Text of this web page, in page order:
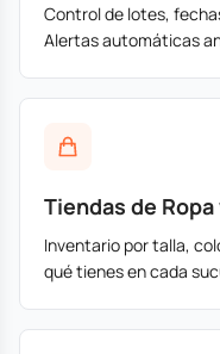
Control de lotes,
Alertas automáticas
Tiendas de Ropa
Inventario por talla,
qué tienes en cada